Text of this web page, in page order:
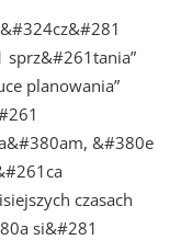
sprz&#261tania”
planowania”
&#380e
czasach
si&#281